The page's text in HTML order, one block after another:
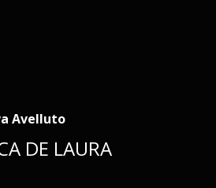
Avelluto
DE LAURA